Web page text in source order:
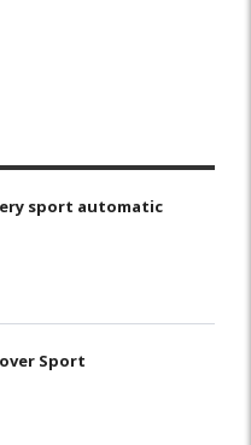
sport automatic
Sport